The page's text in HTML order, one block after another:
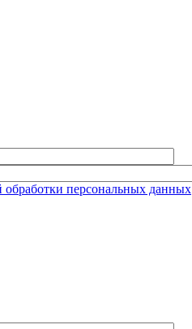
обработки персональных данных